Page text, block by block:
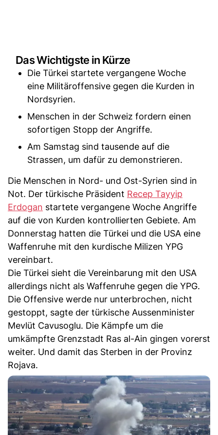
Das Wichtigste in Kürze
Die Türkei startete vergangene Woche
eine Militäroffensive gegen die Kurden in
Nordsyrien.
Menschen in der Schweiz fordern einen
sofortigen Stopp der Angriffe.
Am Samstag sind tausende auf die
Strassen, um dafür zu demonstrieren.
Die Menschen in Nord- und Ost-Syrien sind in
Not. Der türkische Präsident Recep Tayyip
Erdogan startete vergangene Woche Angriffe
auf die von Kurden kontrollierten Gebiete. Am
Donnerstag hatten die Türkei und die USA eine
Waffenruhe mit den kurdische Milizen YPG
vereinbart.
Die Türkei sieht die Vereinbarung mit den USA
allerdings nicht als Waffenruhe gegen die YPG.
Die Offensive werde nur unterbrochen, nicht
gestoppt, sagte der türkische Aussenminister
Mevlüt Cavusoglu. Die Kämpfe um die
umkämpfte Grenzstadt Ras al-Ain gingen vorerst
weiter. Und damit das Sterben in der Provinz
Rojava.